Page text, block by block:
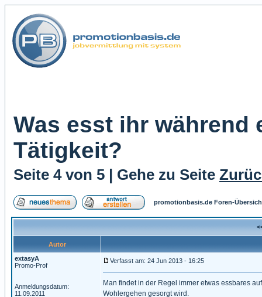
Was esst ihr während
Tätigkeit?
Seite 4von 5 | Gehe zu Seite
promotionbasis.de Foren-
Autor
extasyA
Promo-Prof
Anmeldungsdatum:
11.09.2011
Verfasst am: 24 Jun 2013 - 16:25
Man findet in der Regel immer etwas essbares
Wohlergehen gesorgt wird.